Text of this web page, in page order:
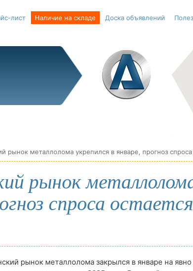
лист Наличие на складе Доска объявлений
рынок
спроса остается
рынок металлолома закрылся в январе на